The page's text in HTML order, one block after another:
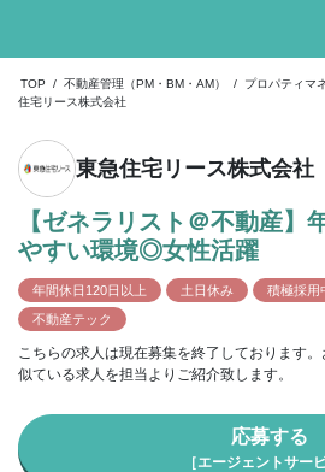
TOP / 不動産管理（PM・BM・AM） / プロパティマ
住宅リース株式会社
東急住宅リース株式会社
【ゼネラリスト＠不動産】
やすい環境◎女性活躍
年間休日120日以上 土日休み 積極採用
不動産テック
こちらの求人は現在募集を終了しております。
似ている求人を担当よりご紹介致します。
応募する
［エージェントサービ